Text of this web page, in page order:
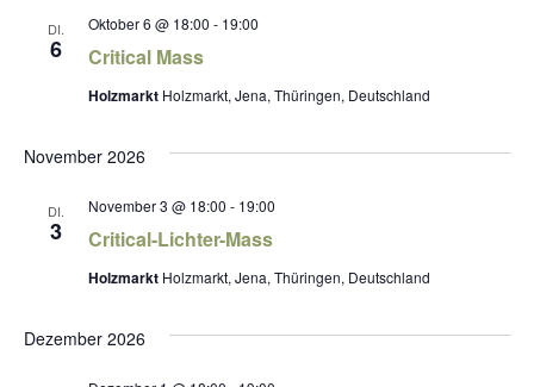
DI.
6 Critical Mass
Oktober 6 @ 18:00 - 19:00
Holzmarkt Holzmarkt, Jena, Thüringen, Deutschland
November 2026
DI.
3 Critical-Lichter-Mass
November 3 @ 18:00 - 19:00
Holzmarkt Holzmarkt, Jena, Thüringen, Deutschland
Dezember 2026